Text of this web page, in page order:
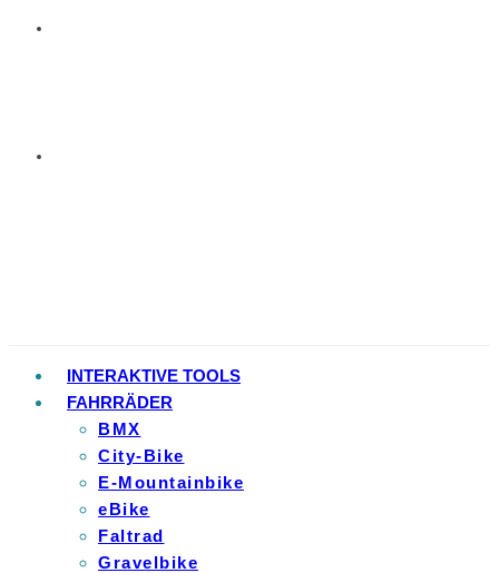
INTERAKTIVE TOOLS
FAHRRÄDER
BMX
City-Bike
E-Mountainbike
eBike
Faltrad
Gravelbike